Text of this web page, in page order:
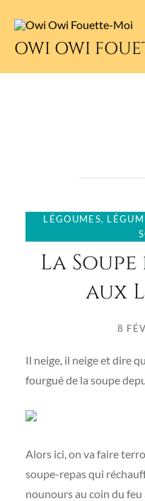
contenu
OWI OWI
LÉGOUMES,
La
aux
8
Il neige, il neige et dire
fourgué de la soupe
Alors ici, on va faire
soupe-repas qui
nounours au coin du